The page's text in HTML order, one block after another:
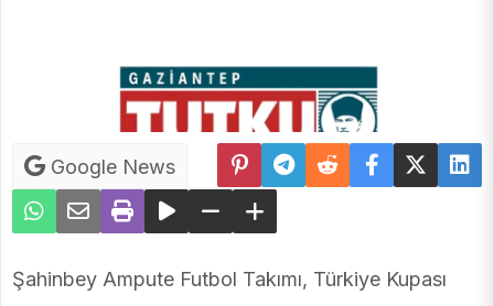
Google News
Şahinbey Ampute Futbol Takımı, Türkiye Kupası